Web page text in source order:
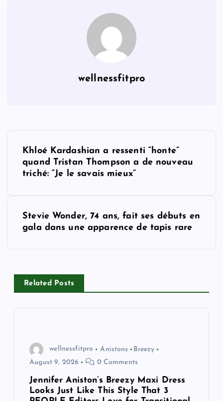
wellnessfitpro
v
Khloé Kardashian a ressenti “honte”
quand Tristan Thompson a de nouveau
triché: “Je le savais mieux”
Stevie Wonder, 74 ans, fait ses débuts en
gala dans une apparence de tapis rare
Related Posts
wellnessfitpro Anistons
Breezy
August 9, 2026
0 Comments
Jennifer Aniston’s Breezy Maxi Dress
Looks Just Like This Style That 3